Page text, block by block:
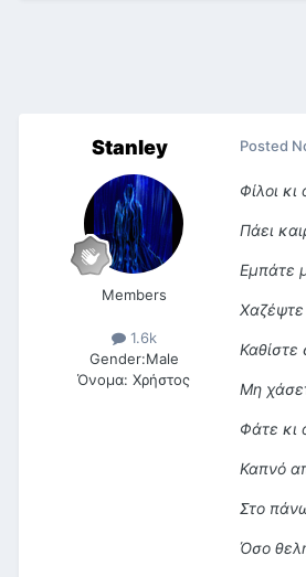
Stanley
Members
1.6k
Gender:Male
Όνομα: Χρήστος
Posted
Φίλοι
Πάει
Εμπάτε
Χαζέψτε
Καθίστε
Μη
Φάτε κι
Καπνό
Στο
Όσο